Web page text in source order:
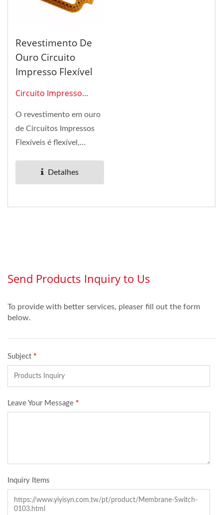
Revestimento De
Ouro Circuito
Impresso Flexível
Circuito Impresso
O revestimento em ouro
de Circuitos Impressos
Flexíveis é flexível,
conectores...Detalhes